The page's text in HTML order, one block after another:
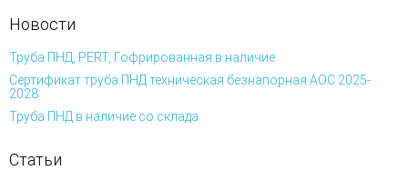
Новости
Труба ПНД, PERT, Гофрированная в наличие
Сертификат труба ПНД техническая безнапорная АОС 2025-
2028
Труба ПНД в наличие со склада
Статьи